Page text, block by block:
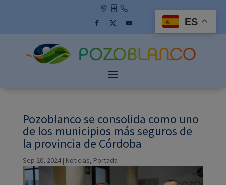
Pozoblanco se consolida como uno
de los municipios más seguros de
la provincia de Córdoba
Sep 20, 2024| Noticias, Portada
ES